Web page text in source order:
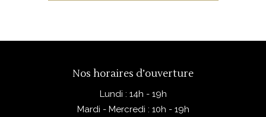
Nos horaires d’ouverture
Lundi : 14h - 19h
Mardi - Mercredi : 10h - 19h